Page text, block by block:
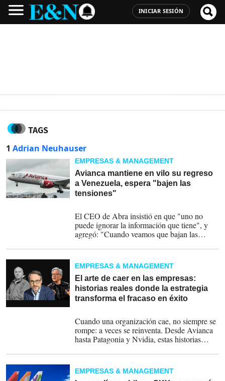
INICIAR SESIÓN
TAGS
1 Adrian Neuhauser
EMPRESAS & MANAGEMENT
Avianca mantiene en vilo su regreso
a Venezuela, espera "bajen las
tensiones"
El CEO de Abra insistió en que "uno no
puede ignorar la información que tiene", y
agregó: "Cuando veamos que bajan las
reconectar".
EMPRESAS & MANAGEMENT
El arte de caer en las empresas:
historias reales donde la estrategia
transforma el fracaso en éxito
Cuando una organización cae, no siempre se
rompe: a veces se reinventa. Desde Avianca
hasta Patagonia y Nvidia, estas historias
arte de caer convierten el impacto en impulso
estratégico.
EMPRESAS & MANAGEMENT